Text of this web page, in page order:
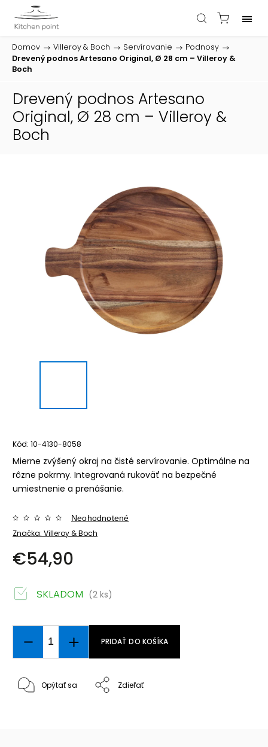
Domov / Villeroy & Boch / Servírovanie / Podnosy /
Drevený podnos Artesano Original, Ø 28 cm – Villeroy &
Boch
Drevený podnos Artesano
Original, Ø 28 cm – Villeroy &
Boch
Kód: 10-4130-8058
Mierne zvýšený okraj na čisté servírovanie. Optimálne na
rôzne pokrmy. Integrovaná rukoväť na bezpečné
umiestnenie a prenášanie.
Značka: Villeroy & Boch
Neohodnotené
€54,90
SKLADOM (2 ks)
PRIDAŤ DO KOŠÍKA
Opýtať sa Zdieľať